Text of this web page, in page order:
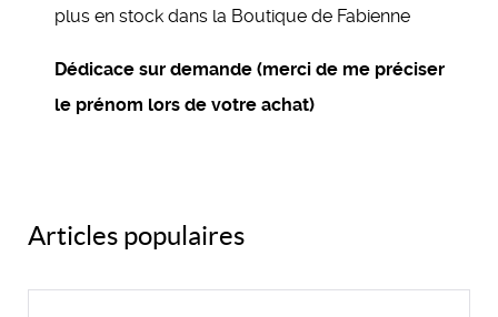
plus en stock dans la Boutique de Fabienne
Dédicace sur demande (merci de me préciser
le prénom lors de votre achat)
Articles populaires